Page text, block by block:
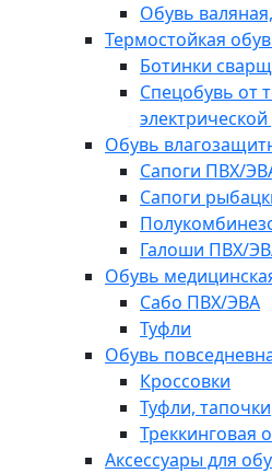
Обувь
Термостойкая
Ботинки
Спецобувь от
электрической
Обувь
Сапоги ПВХ/
Сапоги
Галоши ПВХ/
Обувь
Сабо ПВХ/ЭВА
Туфли
Обувь
Кроссовки
Туфли, тапочки
Треккинговая
Аксессуары для